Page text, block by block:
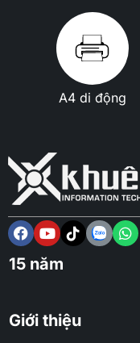
A4 di động
15 năm
Giới thiệu